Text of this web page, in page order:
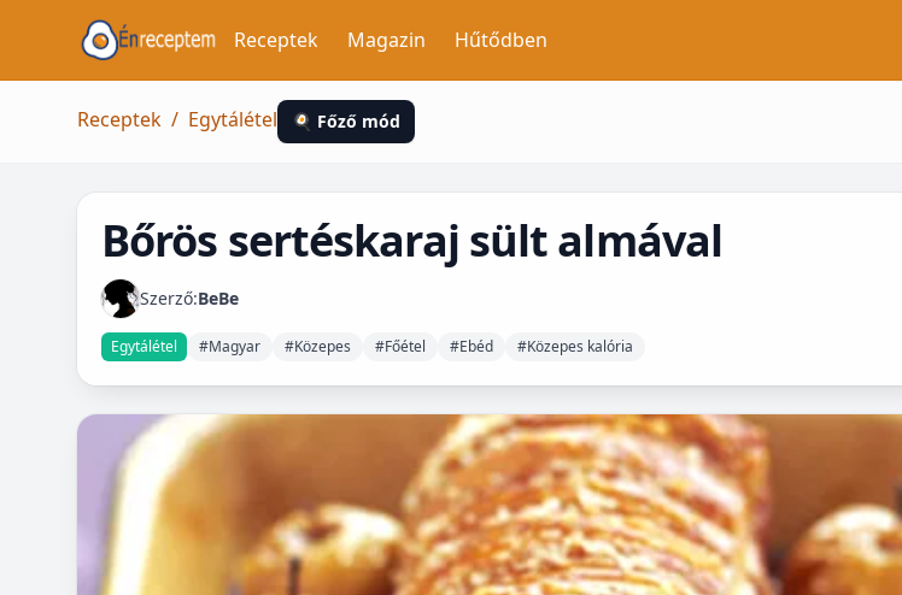
Receptek Magazin Hűtődben
Receptek / Egytálétel 🍳 Főző mód
Bőrös sertéskaraj sült almával
Szerző:BeBe
Egytálétel #Magyar #Közepes #Főétel #Ebéd #Közepes kalória